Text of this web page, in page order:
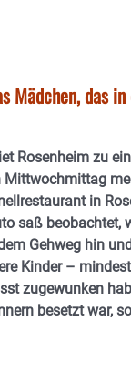
Mädchen, das
Rosenheim zu
in
saß beobachtet,
Gehweg hin
Kinder –
zugewunken
besetzt war,